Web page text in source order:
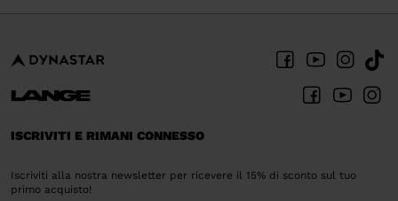
ISCRIVITI E RIMANI CONNESSO
Iscriviti alla nostra newsletter per ricevere il 15% di sconto sul tuo
primo acquisto!